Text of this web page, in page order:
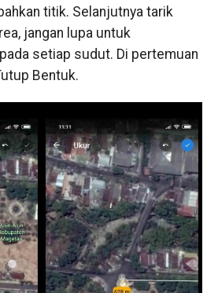
titik. Selanjutnya tarik
jangan lupa untuk
setiap sudut. Di pertemuan
Bentuk.